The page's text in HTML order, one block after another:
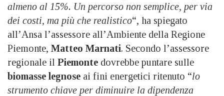
almeno al 15%. Un percorso non semplice, per via
dei costi, ma più che realistico“, ha spiegato
all’Ansa l’assessore all’Ambiente della Regione
Piemonte, Matteo Marnati. Secondo l’assessore
regionale il Piemonte dovrebbe puntare sulle
biomasse legnose ai fini energetici ritenuto “lo
strumento chiave per diminuire la dipendenza